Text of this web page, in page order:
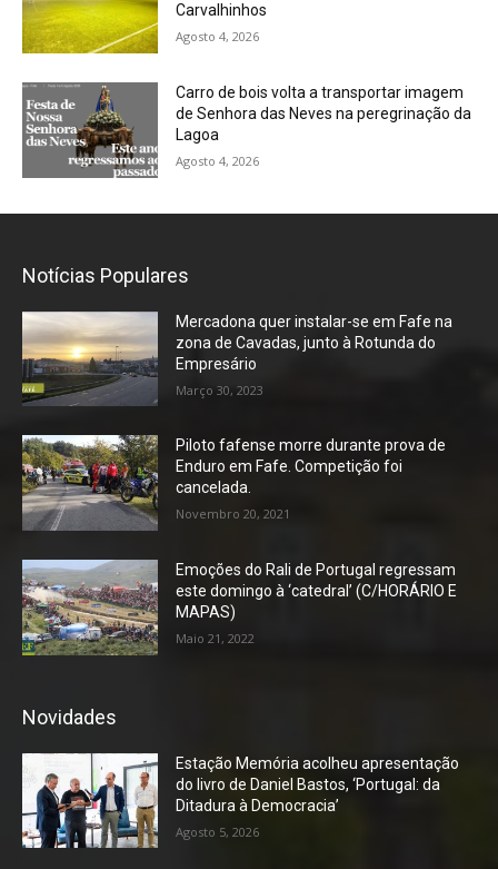
Carvalhinhos
Agosto 4, 2026
Carro de bois volta a transportar imagem
de Senhora das Neves na peregrinação da
Lagoa
Agosto 4, 2026
Notícias Populares
Mercadona quer instalar-se em Fafe na
zona de Cavadas, junto à Rotunda do
Empresário
Março 30, 2023
Piloto fafense morre durante prova de
Enduro em Fafe. Competição foi
cancelada.
Novembro 20, 2021
Emoções do Rali de Portugal regressam
este domingo à ‘catedral’ (C/HORÁRIO E
MAPAS)
Maio 21, 2022
Novidades
Estação Memória acolheu apresentação
do livro de Daniel Bastos, ‘Portugal: da
Ditadura à Democracia’
Agosto 5, 2026